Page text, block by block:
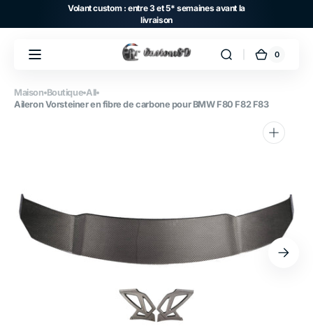
au
Volant custom : entre 3 et 5* semaines avant la
livraison
Panier
00 article
Ouvrir
1
supports
multimédia
dans
la
Maison Boutique All
Aileron Vorsteiner en fibre de carbone pour BMW F80 F82 F83